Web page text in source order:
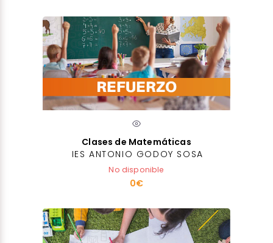
Clases de Matemáticas
IES ANTONIO GODOY SOSA
No disponible
0€